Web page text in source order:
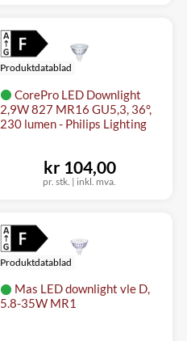
CorePro LED Downlight
2,9W 827 MR16 GU5,3, 36°,
230 lumen - Philips Lighting
Produktdatablad
pr. stk. | inkl. mva.
kr 104,00
Mas LED downlight vle D,
5.8-35W MR1
Produktdatablad